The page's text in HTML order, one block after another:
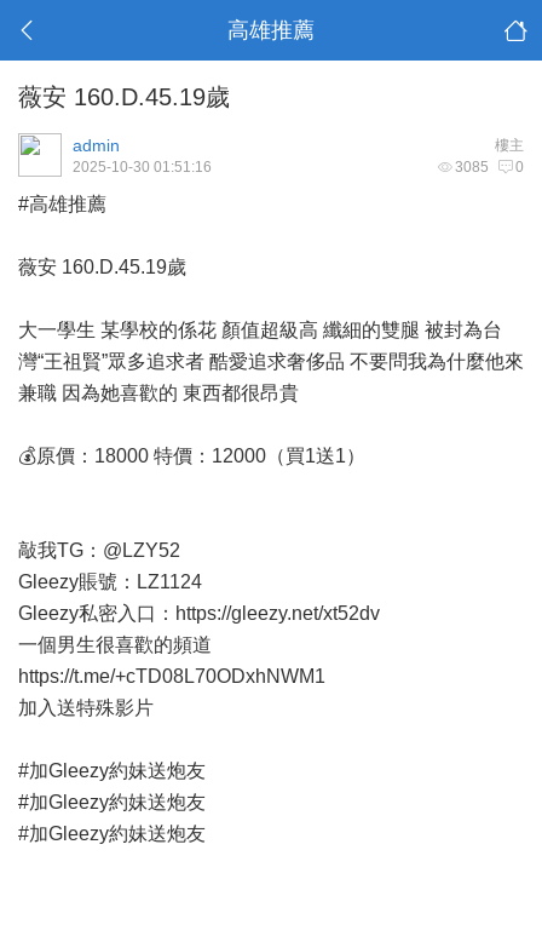
高雄推薦
薇安 160.D.45.19歲
樓主
admin
3085 0
2025-10-30 01:51:16
#高雄推薦
薇安 160.D.45.19歲
大一學生 某學校的係花 顏值超級高 纖細的雙腿 被封為台
灣“王祖賢”眾多追求者 酷愛追求奢侈品 不要問我為什麼他來
兼職 因為她喜歡的 東西都很昂貴
💰原價：18000 特價：12000（買1送1）
敲我TG：@LZY52
Gleezy賬號：LZ1124
Gleezy私密入口： https://gleezy.net/xt52dv
一個男生很喜歡的頻道
https://t.me/+cTD08L70ODxhNWM1
加入送特殊影片
#加Gleezy約妹送炮友
#加Gleezy約妹送炮友
#加Gleezy約妹送炮友